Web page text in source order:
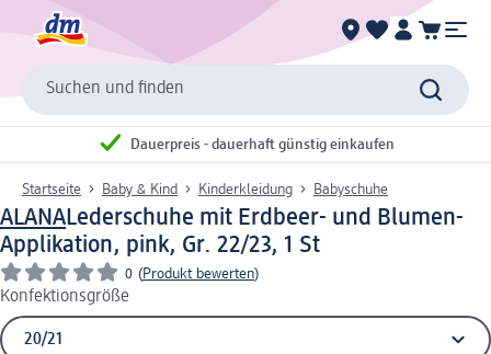
Suchen und finden
Dauerpreis - dauerhaft günstig einkaufen
Startseite Baby & Kind Kinderkleidung Babyschuhe
ALANALederschuhe mit Erdbeer- und Blumen-
Applikation, pink, Gr. 22/23, 1 St
0 (Produkt bewerten)
Konfektionsgröße